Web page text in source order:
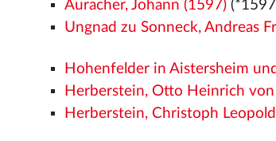
Auracher, Johann (1597)
Ungnad zu Sonneck, Andreas
Hohenfelder in Aistersheim
Herberstein, Otto Heinrich von
Herberstein, Christoph Leopold